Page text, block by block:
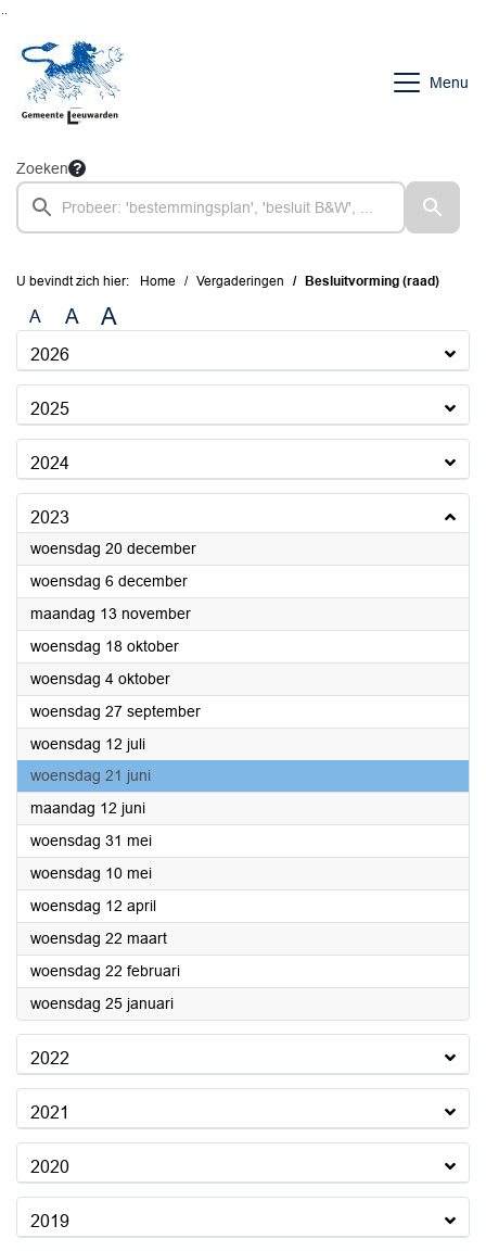
Menu
Zoeken
U bevindt zich hier: Home Vergaderingen Besluitvorming (raad)
A A A
2026
2025
2024
2023
woensdag 20 december2023
woensdag 6 december2023
maandag 13 november2023
woensdag 18 oktober2023
woensdag 4 oktober2023
woensdag 27 september2023
woensdag 12 juli2023
woensdag 21 juni2023
maandag 12 juni2023
woensdag 31 mei2023
woensdag 10 mei2023
woensdag 12 april2023
woensdag 22 maart2023
woensdag 22 februari2023
woensdag 25 januari2023
2022
2021
2020
2019